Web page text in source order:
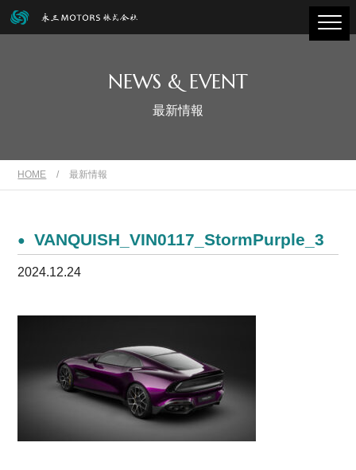
NEWS & EVENT
最新情報
HOME / 最新情報
VANQUISH_VIN0117_StormPurple_3
2024.12.24